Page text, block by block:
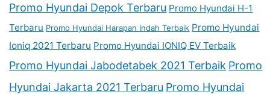
Promo Hyundai Depok Terbaru Promo Hyundai H-1
Terbaru Promo Hyundai Harapan Indah Terbaik Promo Hyundai
Ioniq 2021 Terbaru Promo Hyundai IONIQ EV Terbaik
Promo Hyundai Jabodetabek 2021 Terbaik Promo
Hyundai Jakarta 2021 Terbaru Promo Hyundai